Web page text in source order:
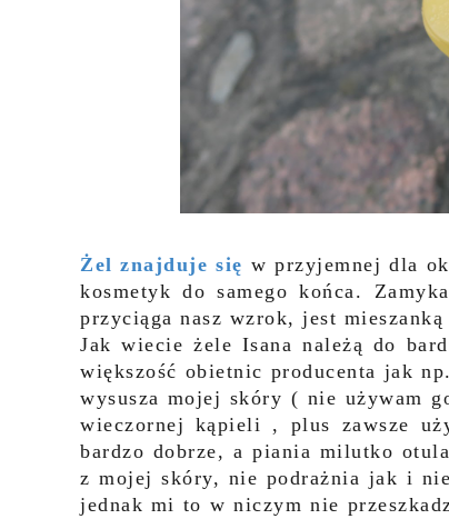
Żel znajduje się w przyjemnej dla
kosmetyk do samego końca.
przyciąga nasz wzrok, jest
Jak wiecie żele Isana należą do
większość obietnic producenta jak
wysusza mojej skóry ( nie używam
wieczornej kąpieli , plus zawsze
bardzo dobrze, a piania milutko
z mojej skóry, nie podrażnia jak i
jednak mi to w niczym nie